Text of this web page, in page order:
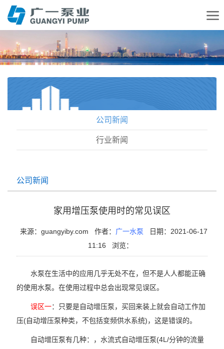
公司新闻
行业新闻
公司新闻
家用增压泵使用时的常见误区
来源：guangyiby.com 作者： 广一水泵
日期：2021-06-17
11:16
浏览：
水泵在生活中的应用几乎无处不在，但不是人人都能正确
的使用水泵。在使用过程中总会出现常见误区。
误区一：只要是自动增压泵，买回来装上就会自动工作加
压(自动增压泵种类，不包括变频供水系统)，这是错误的。
自动增压泵有几种：，水流式自动增压泵(4L/分钟的流量